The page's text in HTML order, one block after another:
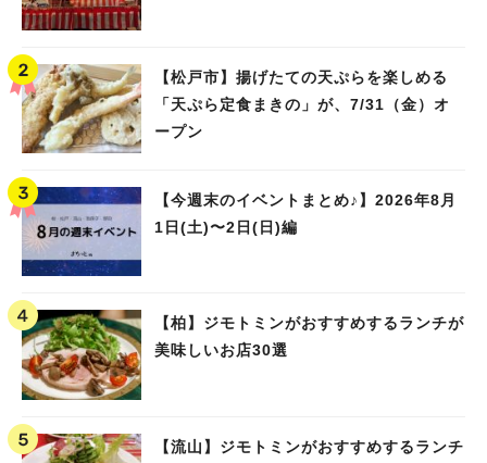
【松戸市】揚げたての天ぷらを楽しめる
「天ぷら定食まきの」が、7/31（金）オ
ープン
【今週末のイベントまとめ♪】2026年8月
1日(土)〜2日(日)編
【柏】ジモトミンがおすすめするランチが
美味しいお店30選
【流山】ジモトミンがおすすめするランチ